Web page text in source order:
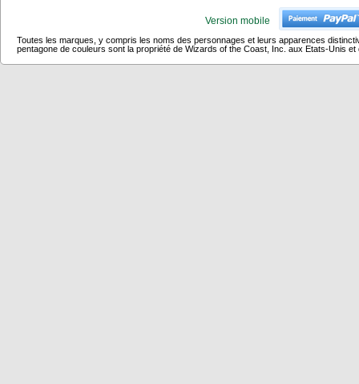
Version mobile
Toutes les marques, y compris les noms des personnages et leurs apparences
pentagone de couleurs sont la propriété de Wizards of the Coast, Inc. aux Etats-Unis